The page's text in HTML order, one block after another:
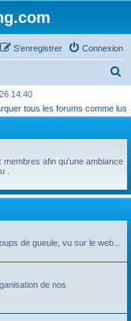
Connexion
S’enregistrer
c
r
e
14:40
tous les forums comme lus
afin qu'une ambiance
.
de gueule, vu sur le web...
de nos